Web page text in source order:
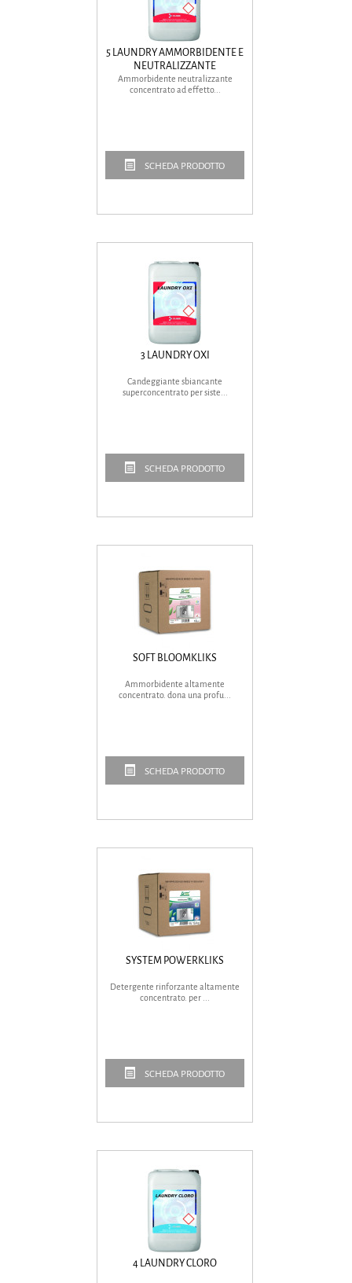
5 LAUNDRY AMMORBIDENTE E
NEUTRALIZZANTE
Ammorbidente neutralizzante
concentrato ad effetto...
SCHEDA PRODOTTO
3 LAUNDRY OXI
Candeggiante sbiancante
superconcentrato per siste...
SCHEDA PRODOTTO
SOFT BLOOMKLIKS
Ammorbidente altamente
concentrato. dona una profu...
SCHEDA PRODOTTO
SYSTEM POWERKLIKS
Detergente rinforzante altamente
concentrato. per ...
SCHEDA PRODOTTO
4 LAUNDRY CLORO